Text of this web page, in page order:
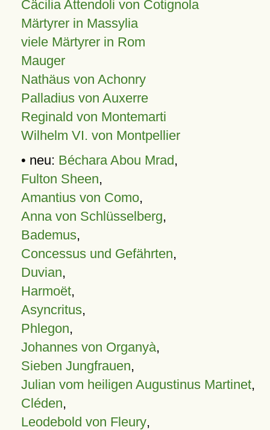
Cäcilia Attendoli von Cotignola
Märtyrer in Massylia
viele Märtyrer in Rom
Mauger
Nathäus von Achonry
Palladius von Auxerre
Reginald von Montemarti
Wilhelm VI. von Montpellier
• neu: Béchara Abou Mrad,
Fulton Sheen,
Amantius von Como,
Anna von Schlüsselberg,
Bademus,
Concessus und Gefährten,
Duvian,
Harmoët,
Asyncritus,
Phlegon,
Johannes von Organyà,
Sieben Jungfrauen,
Julian vom heiligen Augustinus Martinet,
Cléden,
Leodebold von Fleury,